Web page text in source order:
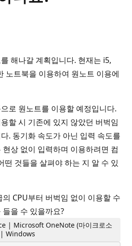
해나갈 계획입니다. 현재는 i5,
노트북을 이용하여 원노트 이용에
로 원노트를 이용할 예정입니다.
할 시 기존에 있지 않았던 버벅임
. 동기화 속도가 아닌 입력 속도를
상 없이 입력하며 이용하려면 컴
떤 것들을 살펴야 하는 지 알 수 있
CPU부터 버벅임 없이 이용할 수
을 수 있을까요?
| Microsoft OneNote (마이크로소
Windows